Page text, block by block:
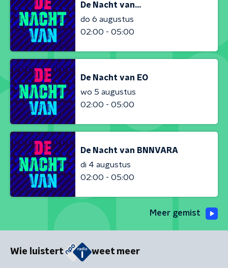
De Nacht van...
do 6 augustus
02:00 - 05:00
De Nacht van EO
wo 5 augustus
02:00 - 05:00
De Nacht van BNNVARA
di 4 augustus
02:00 - 05:00
Meer gemist
Wie luistert weet meer